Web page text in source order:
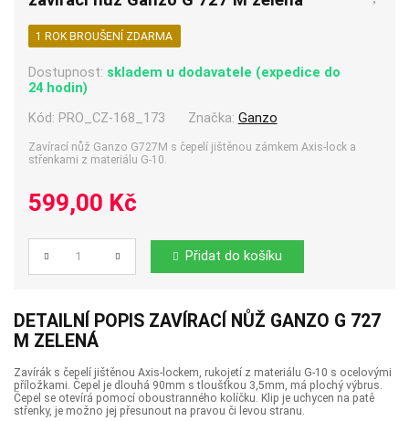
1 ROK BROUŠENÍ ZDARMA
Dostupnost: skladem u dodavatele (expedice do
24 hodin)
Kód: PRO_CZ-168_173 Značka: Ganzo
Zavírací nůž Ganzo G727M s čepelí jištěnou zámkem Axis-lock a
střenkami z materiálu G-10.
599,00 Kč
Počet Přidat do košíku
DETAILNÍ POPIS ZAVÍRACÍ NŮŽ GANZO G 727
M ZELENÁ
Zavírák s čepelí jištěnou Axis-lockem, rukojetí z materiálu G-10 s ocelovými
příložkami. Čepel je dlouhá 90mm s tloušťkou 3,5mm, má plochý výbrus.
Čepel se otevírá pomocí oboustranného kolíčku. Klip je uchycen na patě
střenky, je možno jej přesunout na pravou či levou stranu.